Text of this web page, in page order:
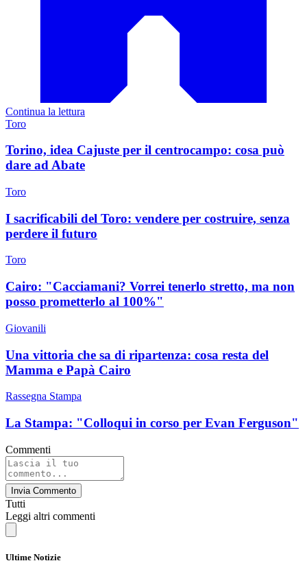
Continua la lettura
Toro
Torino, idea Cajuste per il centrocampo: cosa può
dare ad Abate
Toro
I sacrificabili del Toro: vendere per costruire, senza
perdere il futuro
Toro
Cairo: "Cacciamani? Vorrei tenerlo stretto, ma non
posso prometterlo al 100%"
Giovanili
Una vittoria che sa di ripartenza: cosa resta del
Mamma e Papà Cairo
Rassegna Stampa
La Stampa: "Colloqui in corso per Evan Ferguson"
Commenti
Invia Commento
Tutti
Leggi altri commenti
Ultime Notizie